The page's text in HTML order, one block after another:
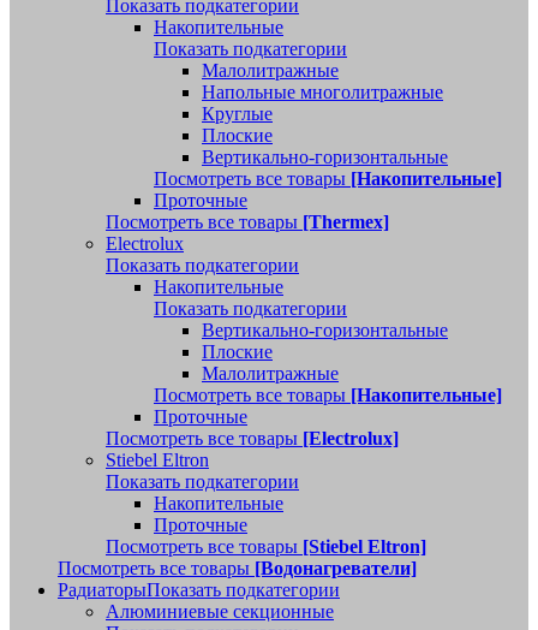
Показать подкатегории
Накопительные
Показать подкатегории
Малолитражные
Напольные многолитражные
Круглые
Плоские
Вертикально-горизонтальные
Посмотреть все товары [Накопительные]
Проточные
Посмотреть все товары [Thermex]
Electrolux
Показать подкатегории
Накопительные
Показать подкатегории
Вертикально-горизонтальные
Плоские
Малолитражные
Посмотреть все товары [Накопительные]
Проточные
Посмотреть все товары [Electrolux]
Stiebel Eltron
Показать подкатегории
Накопительные
Проточные
Посмотреть все товары [Stiebel Eltron]
Посмотреть все товары [Водонагреватели]
РадиаторыПоказать подкатегории
Алюминиевые секционные